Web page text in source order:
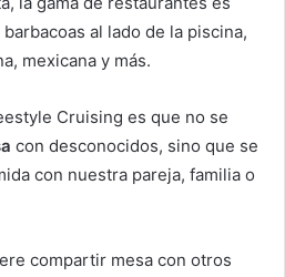
al lado de la piscina,
mexicana y más.
Cruising es que no se
con desconocidos, sino que se
con nuestra pareja, familia o
compartir mesa con otros